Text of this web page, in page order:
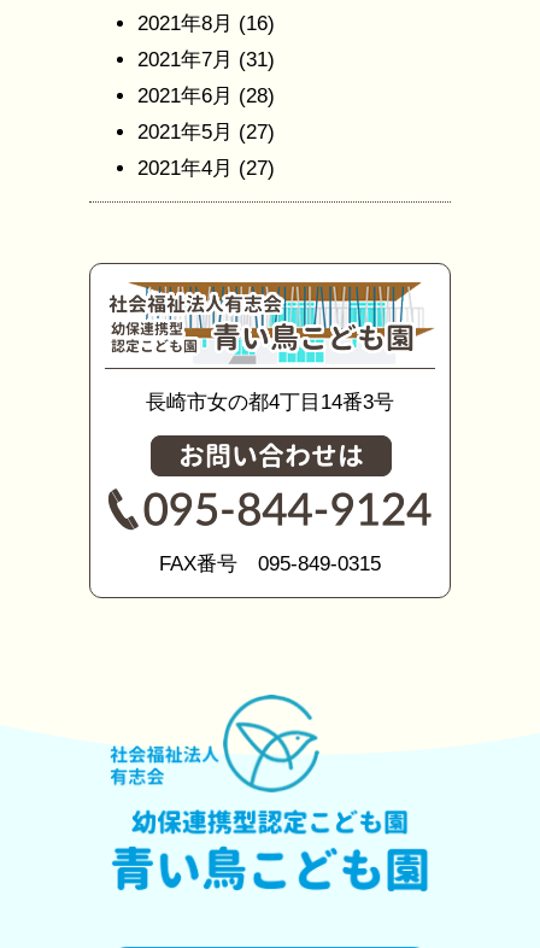
2021年8月 (16)
2021年7月 (31)
2021年6月 (28)
2021年5月 (27)
2021年4月 (27)
長崎市女の都4丁目14番3号
FAX番号 095-849-0315